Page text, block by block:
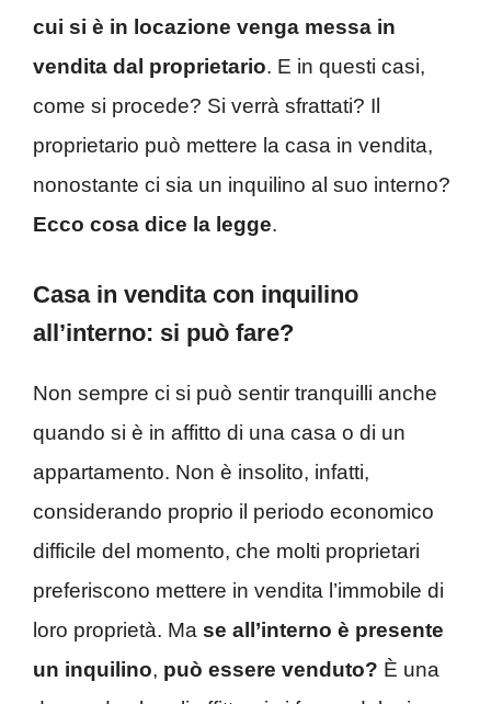
cui si è in locazione venga messa in
vendita dal proprietario. E in questi casi,
come si procede? Si verrà sfrattati? Il
proprietario può mettere la casa in vendita,
nonostante ci sia un inquilino al suo interno?
Ecco cosa dice la legge.
Casa in vendita con inquilino
all’interno: si può fare?
Non sempre ci si può sentir tranquilli anche
quando si è in affitto di una casa o di un
appartamento. Non è insolito, infatti,
considerando proprio il periodo economico
difficile del momento, che molti proprietari
preferiscono mettere in vendita l’immobile di
loro proprietà. Ma se all’interno è presente
un inquilino, può essere venduto? È una